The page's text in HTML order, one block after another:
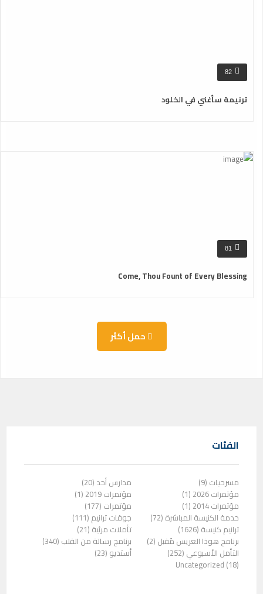
82
ترنيمة سأغني في الخلود
81
Come, Thou Fount of Every Blessing
حمل أكثر
الفئات
مسرحيات (9)
مدارس أحد (20)
مؤتمرات 2026 (1)
مؤتمرات 2019 (1)
مؤتمرات 2014 (1)
مؤتمرات (177)
خدمة الكنيسة المباشرة (72)
جوقات ترانيم (111)
ترانيم كنيسة (1626)
تأملات مرئية (21)
برنامج هوذا العريس مًقبل (2)
برنامج رسالة من القلب (340)
التأمل الأسبوعي (252)
أستديو (23)
Uncategorized (18)